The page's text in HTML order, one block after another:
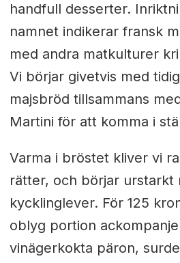
handfull desserter.
namnet indikerar fransk
med andra matkulturer
Vi börjar givetvis med
majsbröd tillsammans
Martini för att komma i
Varma i bröstet kliver vi
rätter, och börjar urstarkt
kycklinglever. För 125
oblyg portion
vinägerkokta päron,